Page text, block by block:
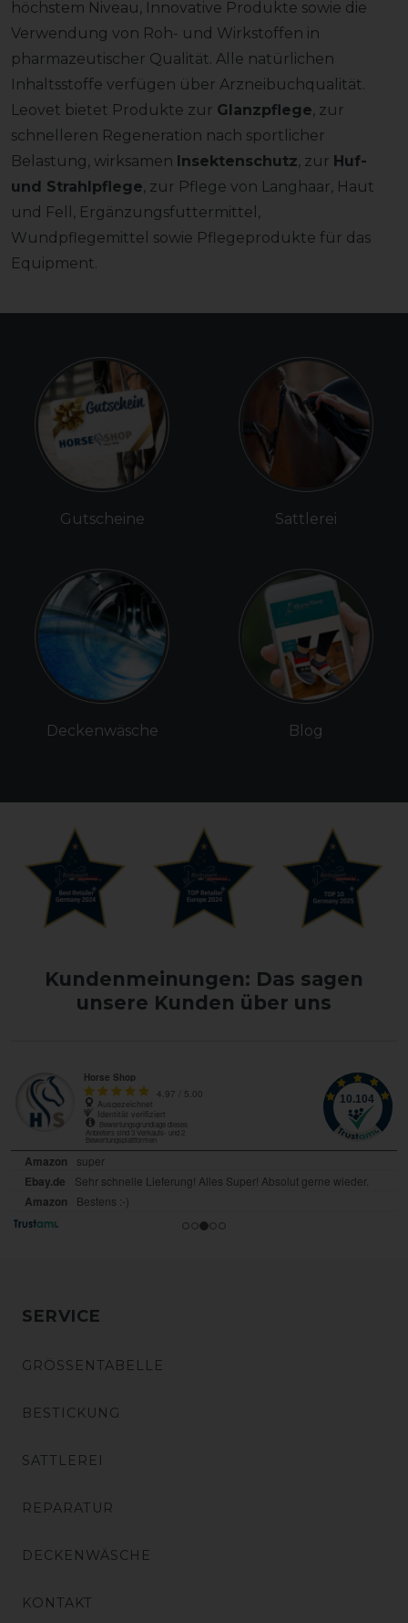
höchstem Niveau, Innovative Produkte sowie die
Verwendung von Roh- und Wirkstoffen in
pharmazeutischer Qualität. Alle natürlichen
Inhaltsstoffe verfügen über Arzneibuchqualität.
Leovet bietet Produkte zur Glanzpflege, zur
schnelleren Regeneration nach sportlicher
Belastung, wirksamen Insektenschutz, zur Huf-
und Strahlpflege, zur Pflege von Langhaar, Haut
und Fell, Ergänzungsfuttermittel,
Wundpflegemittel sowie Pflegeprodukte für das
Equipment.
Gutscheine
Deckenwäsche
Sattlerei
Blog
Kundenmeinungen: Das sagen
unsere Kunden über uns
SERVICE
GRÖSSENTABELLE
BESTICKUNG
SATTLEREI
REPARATUR
DECKENWÄSCHE
KONTAKT